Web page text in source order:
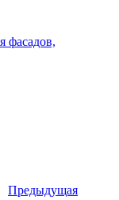
фасадов,
Предыдущая